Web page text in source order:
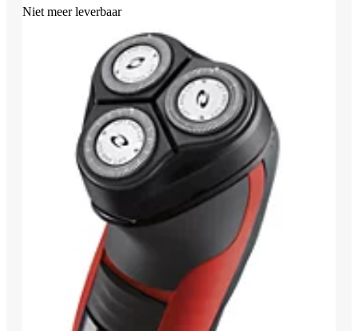
Niet meer leverbaar